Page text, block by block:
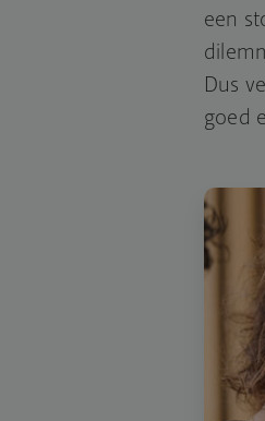
een
Dus
goed